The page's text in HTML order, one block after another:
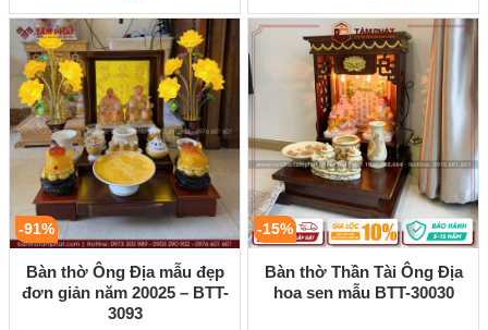
0
5
sao
là:
5.000.000 ₫.
tại
là:
-91%
Bàn thờ Ông Địa mẫu đẹp
đơn giản năm 20025 – BTT-
3093
-15%
Bàn thờ Thần Tài Ông Địa
hoa sen mẫu BTT-30030